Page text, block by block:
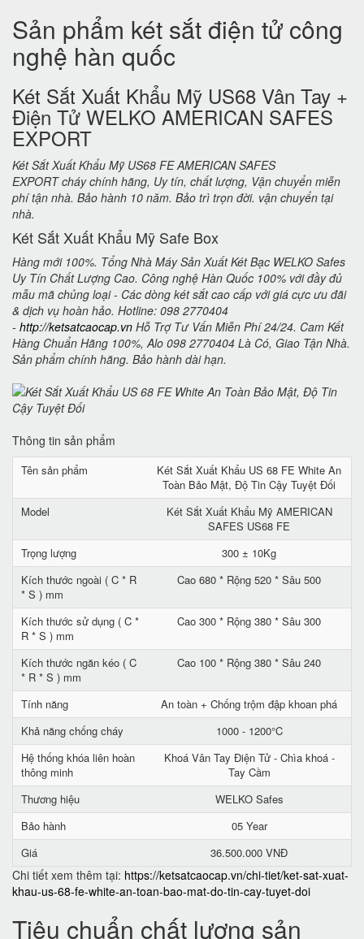
Sản phẩm két sắt điện tử công
nghệ hàn quốc
Két Sắt Xuất Khẩu Mỹ US68 Vân Tay +
Điện Tử WELKO AMERICAN SAFES
EXPORT
Két Sắt Xuất Khẩu Mỹ US68 FE AMERICAN SAFES
EXPORT cháy chính hãng, Uy tín, chất lượng, Vận chuyển miễn
phí tận nhà. Bảo hành 10 năm. Bảo trì trọn đời. vận chuyển tại
nhà.
Két Sắt Xuất Khẩu Mỹ Safe Box
Hàng mới 100%. Tổng Nhà Máy Sản Xuất Két Bạc WELKO Safes
Uy Tín Chất Lượng Cao. Công nghệ Hàn Quốc 100% với đầy đủ
mẫu mã chủng loại - Các dòng két sắt cao cấp với giá cực ưu đãi
& dịch vụ hoàn hảo. Hotline: 098 2770404
- http://ketsatcaocap.vn Hỗ Trợ Tư Vấn Miễn Phí 24/24. Cam Kết
Hàng Chuẩn Hãng 100%, Alo 098 2770404 Là Có, Giao Tận Nhà.
Sản phẩm chính hãng. Bảo hành dài hạn.
Thông tin sản phẩm
Tên sản phẩm
Két Sắt Xuất Khẩu US 68 FE White An
Toàn Bảo Mật, Độ Tin Cậy Tuyệt Đối
Model
Két Sắt Xuất Khẩu Mỹ AMERICAN
SAFES US68 FE
Trọng lượng
300 ± 10Kg
Kích thước ngoài ( C * R
* S ) mm
Cao 680 * Rộng 520 * Sâu 500
Kích thước sử dụng ( C *
R * S ) mm
Cao 300 * Rộng 380 * Sâu 300
Kích thước ngăn kéo ( C
* R * S ) mm
Cao 100 * Rộng 380 * Sâu 240
Tính năng
An toàn + Chống trộm đập khoan phá
Khả năng chống cháy
1000 - 1200°C
Hệ thống khóa liên hoàn
thông minh
Khoá Vân Tay Điện Tử - Chìa khoá -
Tay Cầm
Thương hiệu
WELKO Safes
Bảo hành
05 Year
Giá
36.500.000 VNĐ
Chi tiết xem thêm tại: https://ketsatcaocap.vn/chi-tiet/ket-sat-xuat-
khau-us-68-fe-white-an-toan-bao-mat-do-tin-cay-tuyet-doi
Tiêu chuẩn chất lượng sản